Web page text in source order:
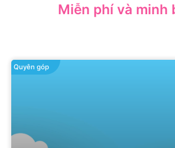
Miễn phí và minh
Quyên góp